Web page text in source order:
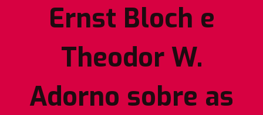
Ernst Bloch e
Theodor W.
Adorno sobre as